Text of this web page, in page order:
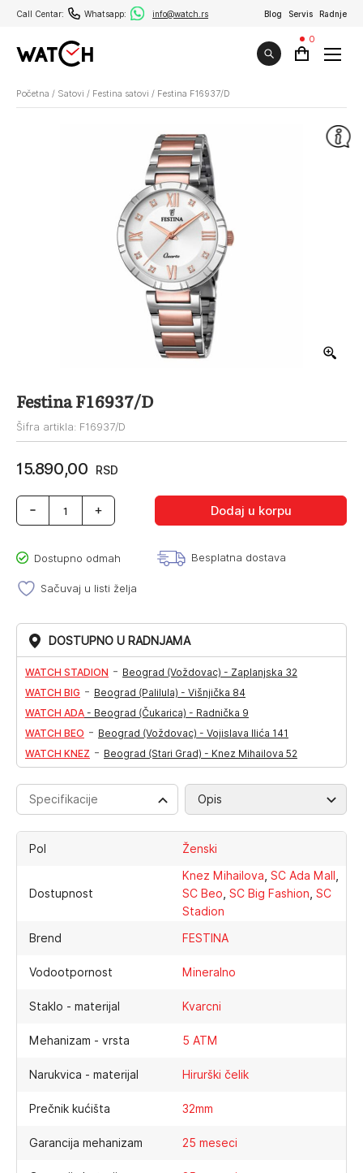
Call Centar: Whatsapp: info@watch.rs Blog Servis Radnje
0
Početna / Satovi / Festina satovi / Festina F16937/D
Festina F16937/D
Šifra artikla: F16937/D
15.890,00 RSD
Festina
F16937/D
Dodaj u korpu
Dostupno odmah Besplatna dostava
Sačuvaj u listi želja
DOSTUPNO U RADNJAMA
WATCH STADION - Beograd (Voždovac) - Zaplanjska 32
WATCH BIG - Beograd (Palilula) - Višnjička 84
WATCH ADA - Beograd (Čukarica) - Radnička 9
WATCH BEO - Beograd (Voždovac) - Vojislava Ilića 141
WATCH KNEZ - Beograd (Stari Grad) - Knez Mihailova 52
Specifikacije Opis
Pol Ženski
Dostupnost
Knez Mihailova, SC Ada Mall ,
SC Beo, SC Big Fashion, SC
Stadion
Brend FESTINA
Vodootpornost Mineralno
Staklo - materijal Kvarcni
Mehanizam - vrsta 5 ATM
Narukvica - materijal Hirurški čelik
Prečnik kućišta 32mm
Garancija mehanizam 25 meseci